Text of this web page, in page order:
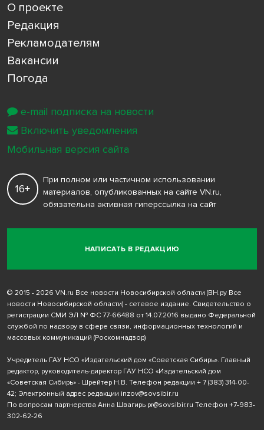
О проекте
Редакция
Рекламодателям
Вакансии
Погода
НАПИСАТЬ В РЕДАКЦИЮ
16+
При полном или частичном использовании
материалов, опубликованных на сайте VN.ru,
обязательна активная гиперссылка на сайт
© 2015 - 2026 VN.ru Все новости Новосибирской области (ВН.ру Все
новости Новосибирской области) - сетевое издание. Свидетельство о
регистрации СМИ ЭЛ № ФС 77-66488 от 14.07.2016 выдано Федеральной
службой по надзору в сфере связи, информационных технологий и
массовых коммуникаций (Роскомнадзор)
Учредитель ГАУ НСО «Издательский дом «Советская Сибирь». Главный
редактор, руководитель-директор ГАУ НСО «Издательский дом
«Советская Сибирь» - Шрейтер Н.В. Телефон редакции + 7 (383) 314-00-
42; Электронный адрес редакции inzov@sovsibir.ru
По вопросам партнерства Анна Швагирь pr@sovsibir.ru Телефон +7-983-
302-62-26
e-mail подписка на новости
Включить уведомления
Мобильная версия сайта